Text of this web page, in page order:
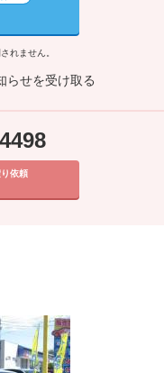
れません。
らせを受け取る
依頼